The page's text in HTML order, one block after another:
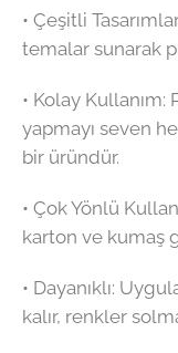
•⁠ ⁠Çeşitli
temalar sunarak
•⁠ ⁠Kolay Kullanım:
yapmayı seven
bir üründür.
•⁠ ⁠Çok Yönlü
karton ve kumaş
•⁠ ⁠Dayanıklı:
kalır, renkler